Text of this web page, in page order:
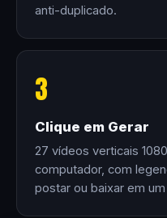
anti-duplicado.
3
Clique em Gerar
27 vídeos verticais
computador, com
postar ou baixar em